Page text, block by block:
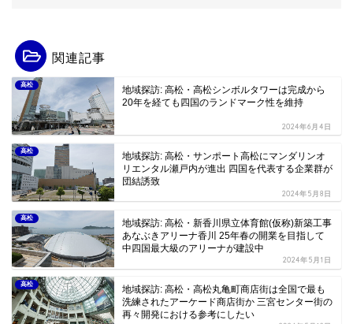
関連記事
高松
地域探訪: 高松・高松シンボルタワーは完成から
20年を経ても四国のランドマーク性を維持
2024年6月4日
高松
地域探訪: 高松・サンポート高松にマンダリンオ
リエンタル瀬戸内が進出 四国を代表する企業群が
団結誘致
2024年5月8日
高松
地域探訪: 高松・新香川県立体育館(仮称)新築工事
あなぶきアリーナ香川 25年春の開業を目指して
中四国最大級のアリーナが建設中
2024年5月1日
高松
地域探訪: 高松・高松丸亀町商店街は全国で最も
洗練されたアーケード商店街か 三宮センター街の
再々開発における参考にしたい